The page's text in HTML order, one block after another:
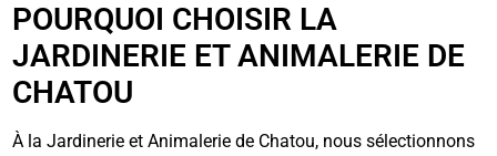
POURQUOI CHOISIR LA
JARDINERIE ET ANIMALERIE DE
CHATOU
À la Jardinerie et Animalerie de Chatou, nous sélectionnons